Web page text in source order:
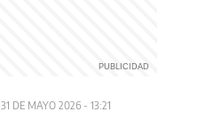
31 DE MAYO 2026 - 13:21